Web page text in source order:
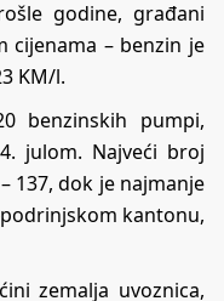
godine, građani
cijenama – benzin je
KM/l.
benzinskih pumpi,
julom. Najveći broj
137, dok je najmanje
kantonu,
zemalja uvoznica,